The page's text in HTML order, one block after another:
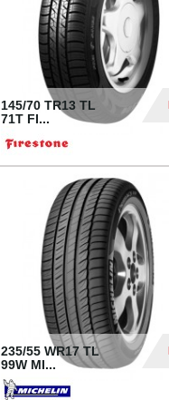
145/70 TR13 TL
71T FI...
235/55 WR17 TL
99W MI...